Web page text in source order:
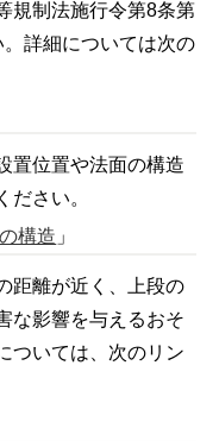
規制法施行令第8条第
詳細については次の
置位置や法面の構造
ださい。
構造 」
距離が近く、上段の
な影響を与えるおそ
ついては、次のリン